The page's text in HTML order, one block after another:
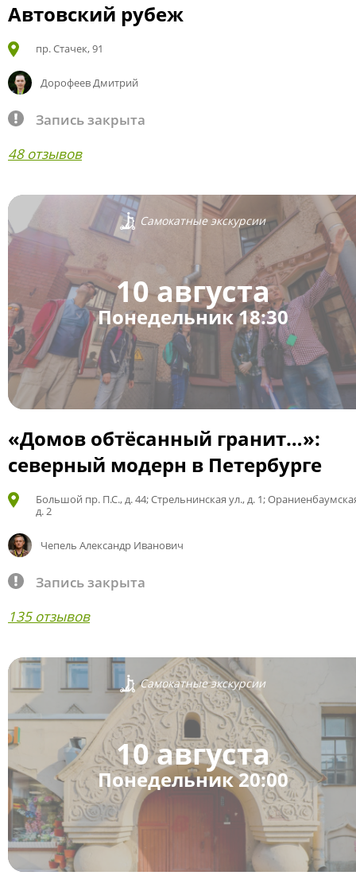
Автовский рубеж
пр. Стачек, 91
Дорофеев Дмитрий
Запись закрыта
48 отзывов
Самокатные экскурсии
10 августа
Понедельник 18:30
«Домов обтёсанный гранит…»:
северный модерн в Петербурге
Большой пр. П.С., д. 44; Стрельнинская ул., д. 1;
д. 2
Чепель Александр Иванович
Запись закрыта
135 отзывов
Самокатные экскурсии
10 августа
Понедельник 20:00